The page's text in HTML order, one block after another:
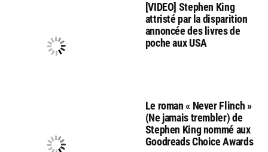
[VIDEO] Stephen King
attristé par la disparition
annoncée des livres de
poche aux USA
Le roman « Never Flinch »
(Ne jamais trembler) de
Stephen King nommé aux
Goodreads Choice Awards